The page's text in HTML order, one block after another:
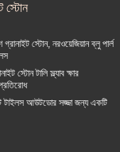
স্টোন
স্টোন, নরওয়েজিয়ান ব্লু পার্ল
স্টোন টালি স্ল্যাব ক্ষার
টাইলস আউটডোর সজ্জা জন্য একটি